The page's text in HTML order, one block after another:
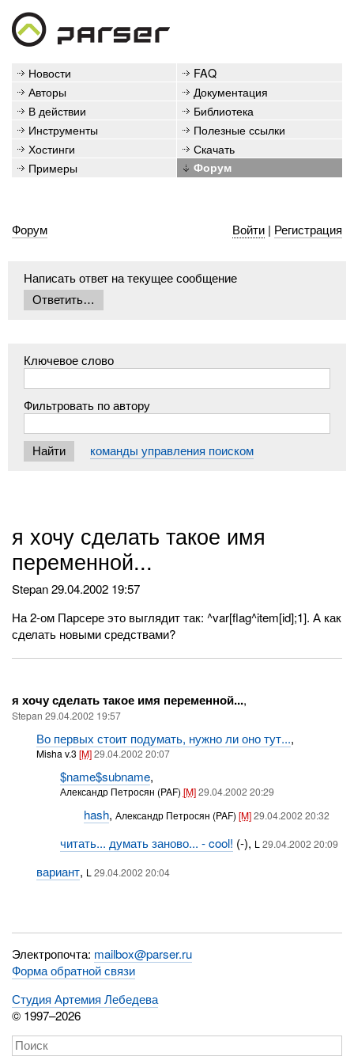
Новости
FAQ
Авторы
Документация
В действии
Библиотека
Инструменты
Полезные ссылки
Хостинги
Скачать
Примеры
Форум
Форум Войти| Регистрация
Написать ответ на текущее сообщение
Ключевое слово
Фильтровать по автору
команды управления поиском
я хочу сделать такое имя
переменной...
Stepan29.04.2002 19:57
На 2-ом Парсере это выглядит так: ^var[flag^item[id];1]. А как
сделать новыми средствами?
я хочу сделать такое имя переменной...,
Stepan 29.04.2002 19:57
Во первых стоит подумать, нужно ли оно тут...,
Misha v.3 [M] 29.04.2002 20:07
$name$subname,
Александр Петросян (PAF) [M]29.04.2002 20:29
hash,Александр Петросян (PAF)[M]29.04.2002 20:32
читать... думать заново... - cool! (-), L 29.04.2002 20:09
вариант, L 29.04.2002 20:04
Электропочта: mailbox@parser.ru
Форма обратной связи
Студия Артемия Лебедева
© 1997–2026